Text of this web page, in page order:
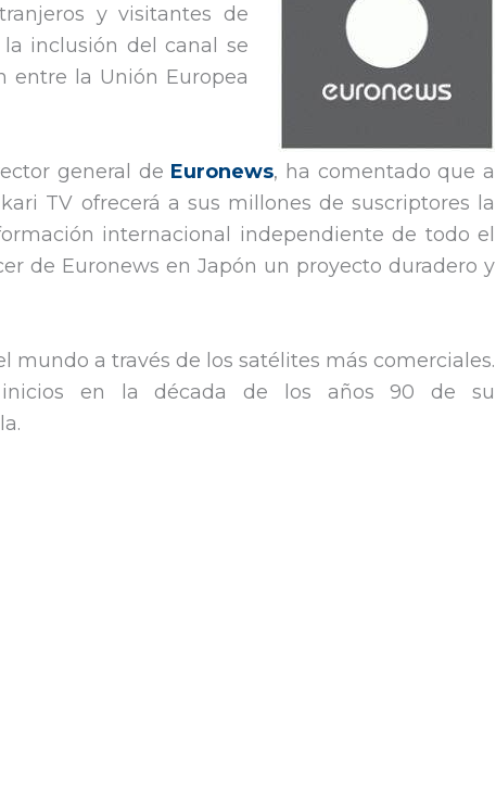
y visitantes de
inclusión del canal se
entre la Unión Europea
general de Euronews, ha comentado que a
TV ofrecerá a sus millones de suscriptores la
internacional independiente de todo el
de Euronews en Japón un proyecto duradero y
mundo a través de los satélites más comerciales.
inicios en la década de los años 90 de su